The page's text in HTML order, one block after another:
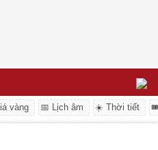
vàng 📅 Lịch âm ☀️ Thời tiết